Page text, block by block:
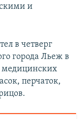
и
в четверг
города Льеж в
медицинских
перчаток,